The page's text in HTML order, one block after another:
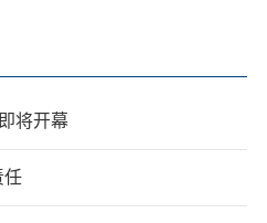
将开幕
任